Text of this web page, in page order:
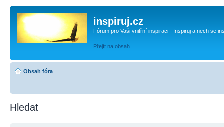
inspiruj.cz
Fórum pro Vaši vnitřní inspiraci - Inspiruj a nech se
Přejít na obsah
Obsah fóra
Hledat